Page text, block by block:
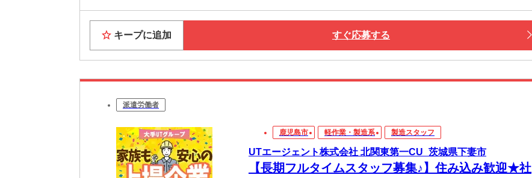
キープに追加 すぐ応募する
派遣労働者
鹿児島市 軽作業・製造系 製造スタッフ
UTエージェント株式会社 北関東第一CU_茨城県下妻市
【長期フルタイムスタッフ募集♪】住み込み歓迎★社